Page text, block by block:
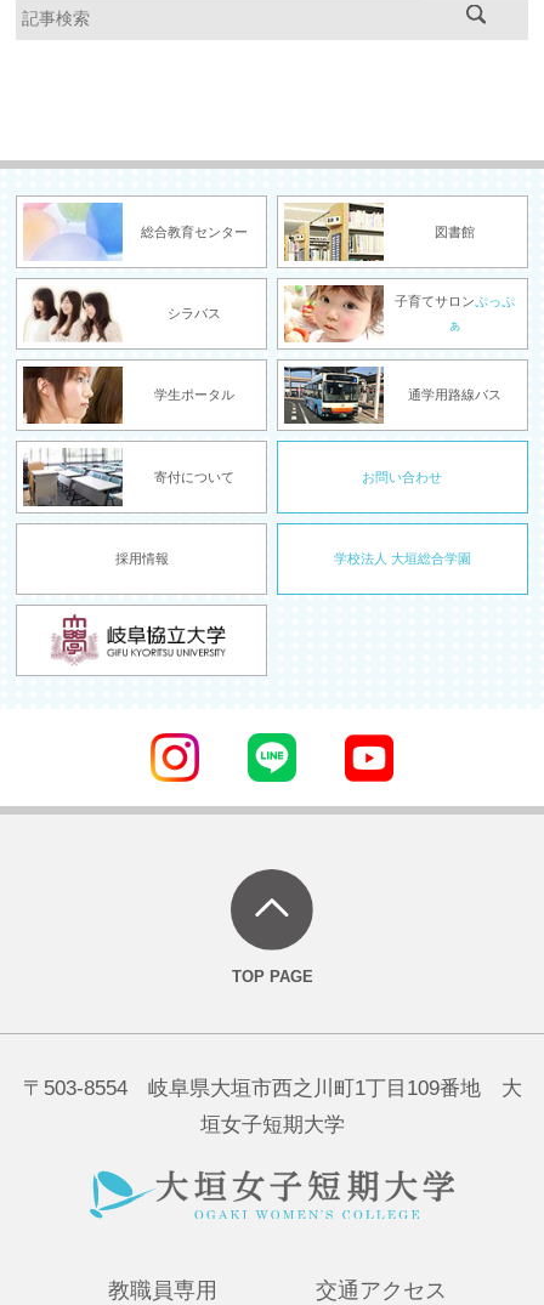
総合教育センター 図書館
シラバス
子育てサロンぷっぷ
ぁ
学生ポータル 通学用路線バス
寄付について お問い合わせ
採用情報 学校法人 大垣総合学園
〒503-8554 岐阜県大垣市西之川町1丁目109番地 大
垣女子短期大学
教職員専用 交通アクセス